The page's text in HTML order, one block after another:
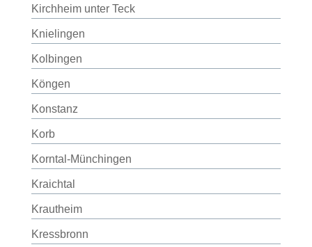
Kirchheim unter Teck
Knielingen
Kolbingen
Köngen
Konstanz
Korb
Korntal-Münchingen
Kraichtal
Krautheim
Kressbronn